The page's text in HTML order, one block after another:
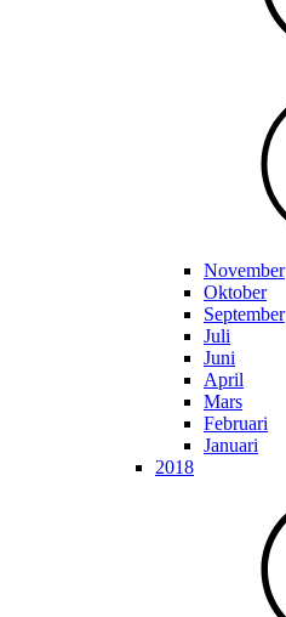
November
Oktober
September
Juli
Juni
April
Mars
Februari
Januari
2018